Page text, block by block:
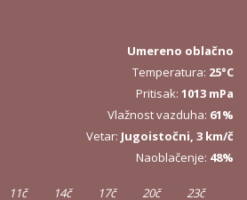
Umereno oblačno
Temperatura: 25°C
Pritisak: 1013 mPa
Vlažnost vazduha: 61%
Vetar: Jugoistočni, 3 km/č
Naoblačenje: 48%
11č 14č 17č 20č 23č